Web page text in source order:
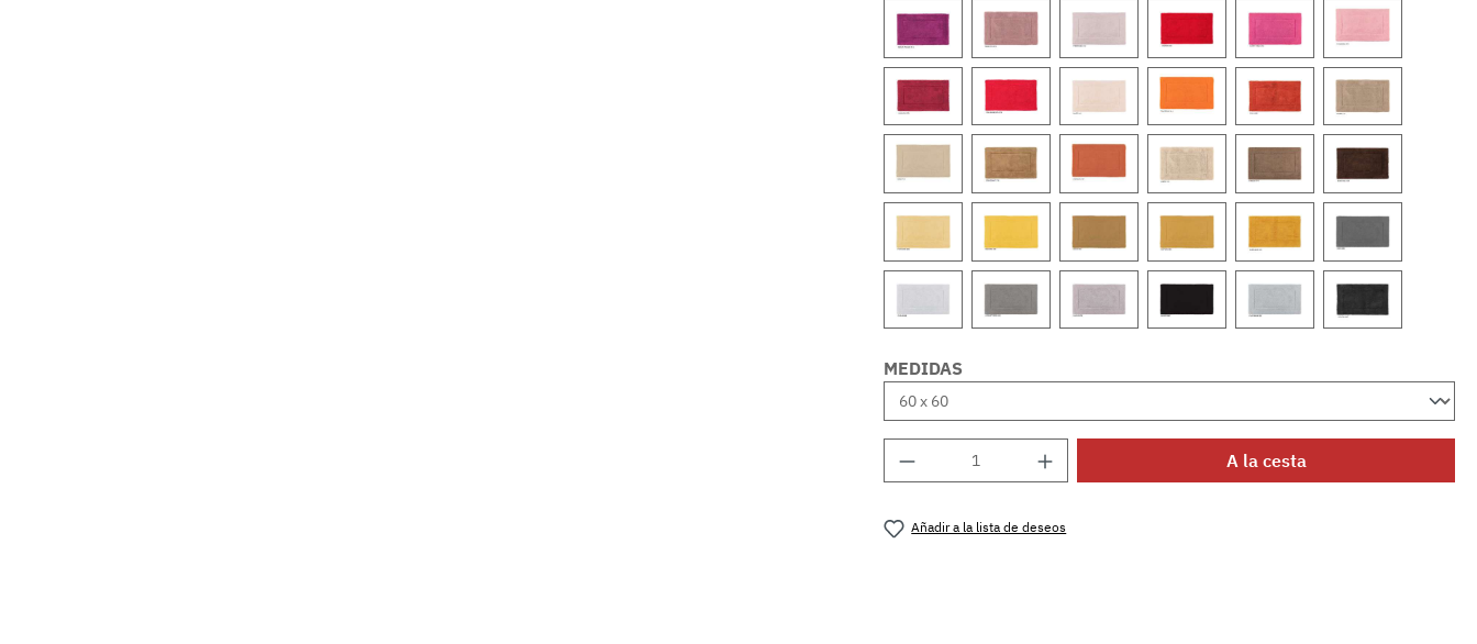
MEDIDAS
Cantidad del producto: introduce la cantidad
A la cesta
Añadir a la lista de deseos